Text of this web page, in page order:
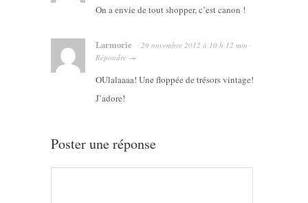
On a envie de tout shopper, c’est canon !
Larmorie 29 novembre 2012 à 10 h 12 min ·
Répondre →
OUlalaaaa! Une floppée de trésors vintage!
J’adore!
Poster une réponse